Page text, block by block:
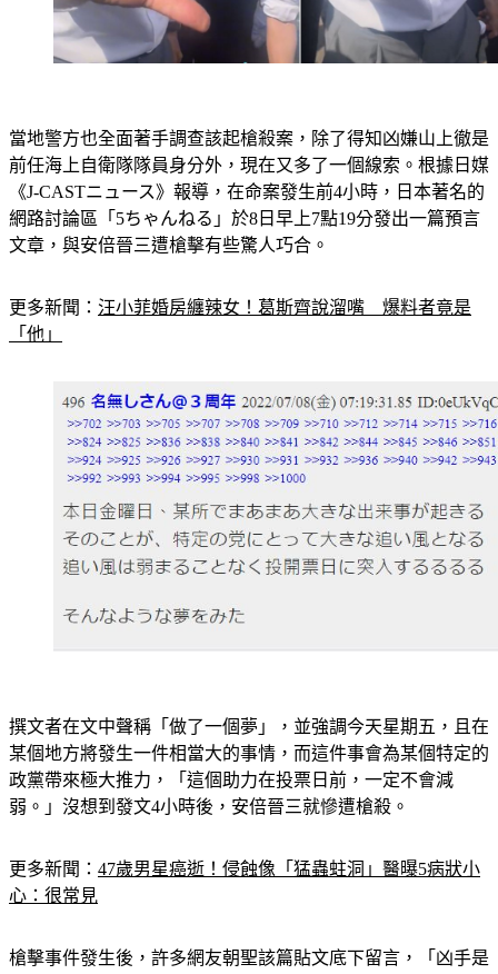
當地警方也全面著手調查該起槍殺案，除了得知凶嫌山上徹是
前任海上自衛隊隊員身分外，現在又多了一個線索。根據日媒
《J-CASTニュース》報導，在命案發生前4小時，日本著名的
網路討論區「5ちゃんねる」於8日早上7點19分發出一篇預言
文章，與安倍晉三遭槍擊有些驚人巧合。
更多新聞： 汪小菲婚房纏辣女！葛斯齊說溜嘴　爆料者竟是
「他」
撰文者在文中聲稱「做了一個夢」，並強調今天星期五，且在
某個地方將發生一件相當大的事情，而這件事會為某個特定的
政黨帶來極大推力，「這個助力在投票日前，一定不會減
弱。」沒想到發文4小時後，安倍晉三就慘遭槍殺。
更多新聞： 47歲男星癌逝！侵蝕像「猛蟲蛀洞」醫曝5病狀小
心：很常見
槍擊事件發生後，許多網友朝聖該篇貼文底下留言，「凶手是